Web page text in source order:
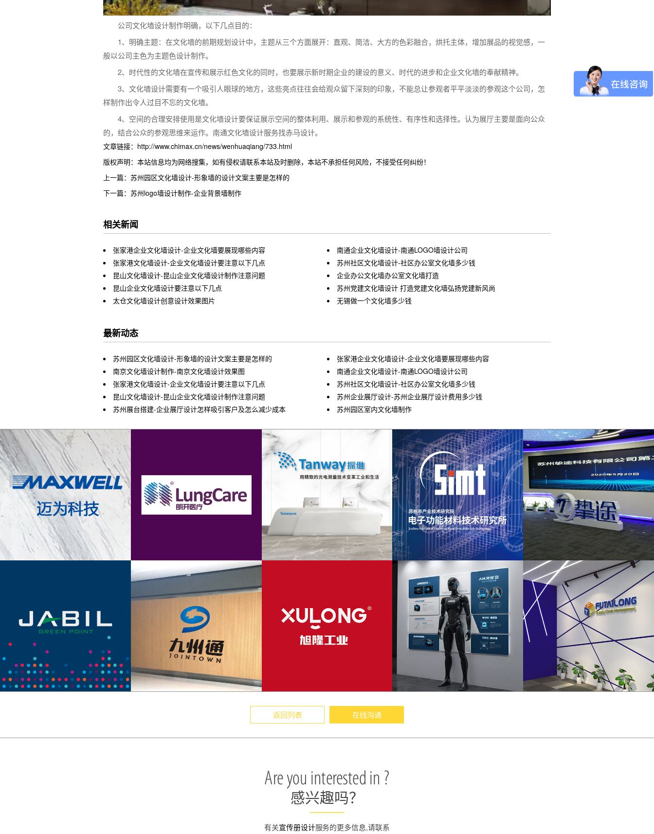
公司文化墙设计制作明确，以下几点目的：
1、明确主题：在文化墙的前期规划设计中，主题从三个方面展开：直观、简洁、大方的色彩融合，烘托主体，增加展品的视觉感，一
般以公司主色为主题色设计制作。
2、时代性的文化墙在宣传和展示红色文化的同时，也要展示新时期企业的建设的意义、时代的进步和企业文化墙的奉献精神。
3、文化墙设计需要有一个吸引人眼球的地方，这些亮点往往会给观众留下深刻的印象，不能总让参观者平平淡淡的参观这个公司，怎
样制作出令人过目不忘的文化墙。
4、空间的合理安排使用是文化墙设计要保证展示空间的整体利用、展示和参观的系统性、有序性和选择性。认为展厅主要是面向公众
的，结合公众的参观思维来运作。南通文化墙设计服务找赤马设计。
文章链接：http://www.chimax.cn/news/wenhuaqiang/733.html
版权声明：本站信息均为网络搜集，如有侵权请联系本站及时删除，本站不承担任何风险，不接受任何纠纷！
上一篇：苏州园区文化墙设计-形象墙的设计文案主要是怎样的
下一篇：苏州logo墙设计制作-企业背景墙制作
相关新闻
张家港企业文化墙设计-企业文化墙要展现哪些内容
南通企业文化墙设计-南通LOGO墙设计公司
张家港文化墙设计-企业文化墙设计要注意以下几点
苏州社区文化墙设计-社区办公室文化墙多少钱
昆山文化墙设计-昆山企业文化墙设计制作注意问题
企业办公文化墙办公室文化墙打造
昆山企业文化墙设计要注意以下几点
苏州党建文化墙设计 打造党建文化墙弘扬党建新风尚
太仓文化墙设计创意设计效果图片
无锡做一个文化墙多少钱
最新动态
苏州园区文化墙设计-形象墙的设计文案主要是怎样的
张家港企业文化墙设计-企业文化墙要展现哪些内容
南京文化墙设计制作-南京文化墙设计效果图
南通企业文化墙设计-南通LOGO墙设计公司
张家港文化墙设计-企业文化墙设计要注意以下几点
苏州社区文化墙设计-社区办公室文化墙多少钱
昆山文化墙设计-昆山企业文化墙设计制作注意问题
苏州企业展厅设计-苏州企业展厅设计费用多少钱
苏州展台搭建-企业展厅设计怎样吸引客户及怎么减少成本
苏州园区室内文化墙制作
返回列表 在线沟通
Are you interested in ?
感兴趣吗？
有关宣传册设计服务的更多信息,请联系